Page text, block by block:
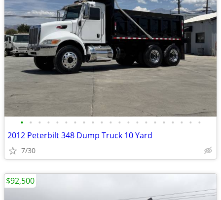
• • • • • • • • • • • • • • • • • • • • •
2012 Peterbilt 348 Dump Truck 10 Yard
7/30
$92,500